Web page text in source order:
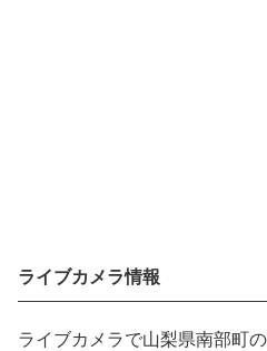
ライブカメラ情報
ライブカメラで山梨県南部町